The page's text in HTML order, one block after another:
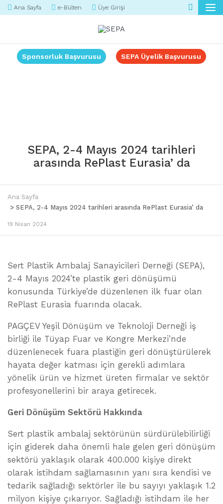
Ana Sayfa e-Bülten Üye Girişi
Sponsorluk Başvurusu SEPA Üyelik Başvurusu
SEPA, 2-4 Mayıs 2024 tarihleri
arasında RePlast Eurasia’ da
Ana Sayfa
> SEPA, 2-4 Mayıs 2024 tarihleri arasında RePlast Eurasia’ da
19 Nisan 2024
Sert Plastik Ambalaj Sanayicileri Derneği (SEPA),
2-4 Mayıs 2024’te plastik geri dönüşümü
konusunda Türkiye’de düzenlenen ilk fuar olan
RePlast Eurasia fuarında olacak.
PAGÇEV Yeşil Dönüşüm ve Teknoloji Derneği iş
birliği ile Tüyap Fuar ve Kongre Merkezi’nde
düzenlenecek fuara plastiğin geri dönüştürülerek
hayata değer katması için gerekli adımlara
yönelik ürün ve hizmet üreten firmalar ve sektör
profesyonellerini bir araya getirecek.
Geri Dönüşüm Sektörü Hakkında
Sert plastik ambalaj sektörünün sürdürülebilirliği
için giderek daha önemli hale gelen geri dönüşüm
sektörü yaklaşık olarak 400.000 kişiye direkt
olarak istihdam sağlamasının yanı sıra kendisi ve
tedarik sağladığı sektörler ile bu sayıyı yaklaşık 1.2
milyon kişiye çıkarıyor. Sağladığı istihdam ile her